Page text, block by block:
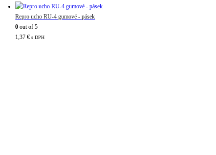
Repro ucho RU-4 gumové - pásek
0 out of 5
1,37€ s DPH